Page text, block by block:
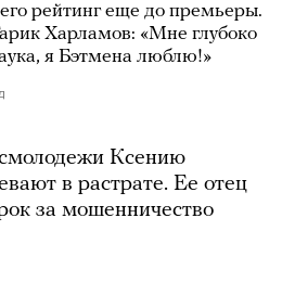
рейтинг еще до премьеры.
Харламов: «Мне глубоко
я Бэтмена люблю!»
Ксению
в растрате. Ее отец
за мошенничество